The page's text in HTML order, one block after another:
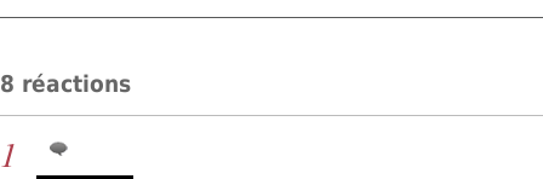
8 réactions
1